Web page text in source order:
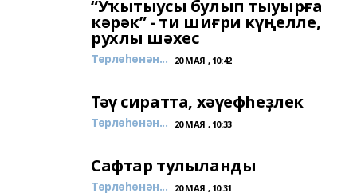
“Уҡытыусы булып тыуырға
кәрәк” - ти шиғри күңелле,
рухлы шәхес
Төрлөһөнән... 20 МАЯ , 10:42
Тәү сиратта, хәүефһеҙлек
Төрлөһөнән... 20 МАЯ , 10:33
Сафтар тулыланды
Төрлөһөнән... 20 МАЯ , 10:31